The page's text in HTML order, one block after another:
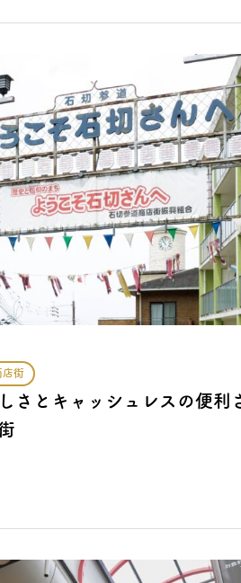
店街
さとキャッシュレスの便利